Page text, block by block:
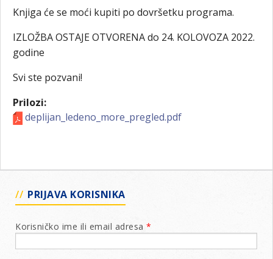
Knjiga će se moći kupiti po dovršetku programa.
IZLOŽBA OSTAJE OTVORENA do 24. KOLOVOZA 2022.
godine
Svi ste pozvani!
Prilozi:
deplijan_ledeno_more_pregled.pdf
PRIJAVA KORISNIKA
Korisničko ime ili email adresa *